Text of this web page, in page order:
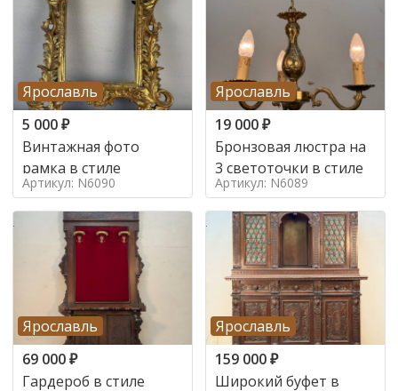
Ярославль
5 000₽
Винтажная фото
рамка в стиле
Артикул: N6090
Ярославль
19 000₽
Бронзовая люстра на
3 светоточки в стиле
Артикул: N6089
Ярославль
69 000₽
Гардероб в стиле
Ярославль
159 000₽
Широкий буфет в